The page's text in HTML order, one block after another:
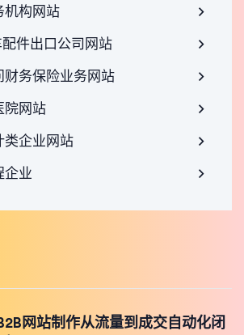
机构网站
配件出口公司网站
财务保险业务网站
院网站
类企业网站
企业
网站制作从流量到成交自动化闭